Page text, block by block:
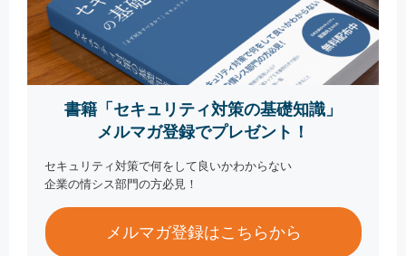
書籍「セキュリティ対策の基礎知識」
メルマガ登録でプレゼント！
セキュリティ対策で何をして良いかわからない
企業の情シス部門の方必見！
メルマガ登録はこちらから